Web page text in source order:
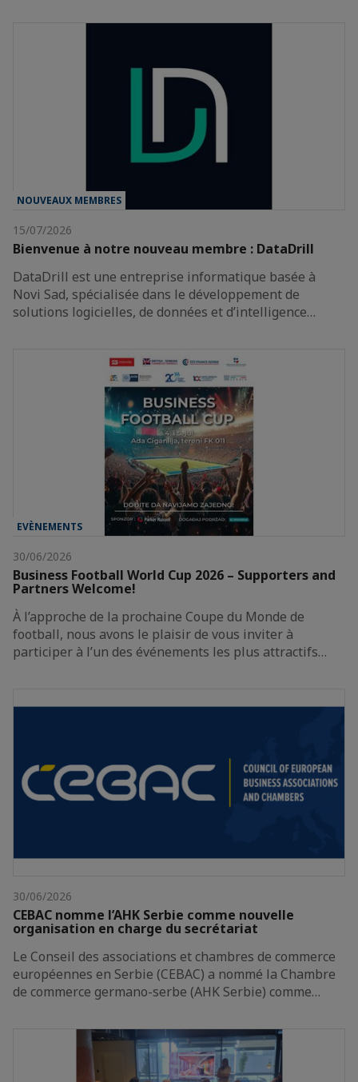
NOUVEAUX MEMBRES
15/07/2026
Bienvenue à notre nouveau membre : DataDrill
DataDrill est une entreprise informatique basée à
Novi Sad, spécialisée dans le développement de
solutions logicielles, de données et d’intelligence…
EVÈNEMENTS
30/06/2026
Business Football World Cup 2026 – Supporters and
Partners Welcome!
À l’approche de la prochaine Coupe du Monde de
football, nous avons le plaisir de vous inviter à
participer à l’un des événements les plus attractifs…
30/06/2026
CEBAC nomme l’AHK Serbie comme nouvelle
organisation en charge du secrétariat
Le Conseil des associations et chambres de commerce
européennes en Serbie (CEBAC) a nommé la Chambre
de commerce germano-serbe (AHK Serbie) comme…